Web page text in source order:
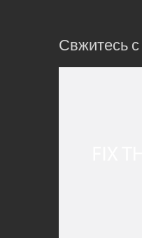
Свжитесь с